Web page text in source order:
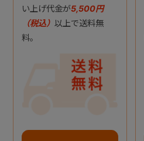
い上げ代金が5,500円
（税込） 以上で送料無
料。